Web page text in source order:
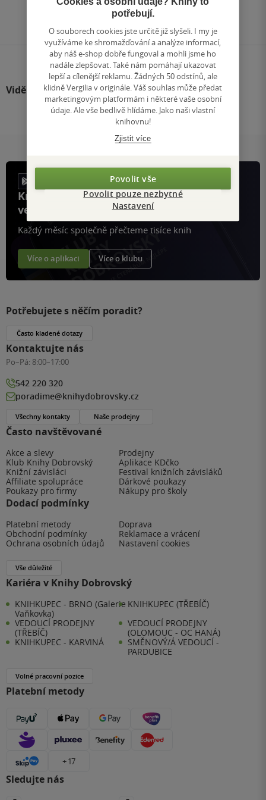
na
stránku
Viděli jste
Knihy, recenze a klubové výhody
ve vaší kapse a naší appce KDčko
Každý měsíc společně přečteme tisíce knih
Více o aplikaci Více o klubu
Často navštěvované
Akce a slevy
Prodejny
Klub Knihy Dobrovský
Aplikace KDčko
Knižní závisláci
Festival knižních závisláků
Affiliate spolupráce
Dárkové poukazy
Poukazy pro firmy
Nákupy pro školy
Dodací podmínky
Platební metody
Doprava
Obchodní podmínky
Reklamace a vrácení
Ochrana osobních údajů
Nastavení cookies
Vše důležité
Kariéra v Knihy Dobrovský
KNIHKUPEC - BRNO (Galerie
Vaňkovka)
KNIHKUPEC (TŘEBÍČ)
VEDOUCÍ PRODEJNY
(TŘEBÍČ)
VEDOUCÍ PRODEJNY
(OLOMOUC - OC HANÁ)
KNIHKUPEC - KARVINÁ
SMĚNOVÝ/Á VEDOUCÍ -
PARDUBICE
Volné pracovní pozice
Platební metody
+ 17
Sledujte nás
Potřebujete s něčím poradit?
Často kladené dotazy
Kontaktujte nás
Po–Pá: 8:00–17:00
542 220 320
poradime@knihydobrovsky.cz
Všechny kontakty Naše prodejny
potřebují.
O souborech cookies jste určitě již slyšeli. I my je
využíváme ke shromažďování a analýze informací,
aby náš e-shop dobře fungoval a mohli jsme ho
nadále zlepšovat. Také nám pomáhají ukazovat
lepší a cílenější reklamu. Žádných 50 odstínů, ale
klidně Vergilia v originále. Váš souhlas může předat
marketingovým platformám i některé vaše osobní
údaje. Ale vše bedlivě hlídáme. Jako naši vlastní
knihovnu!
Zjistit více
Povolit vše
Povolit pouze nezbytné
Nastavení